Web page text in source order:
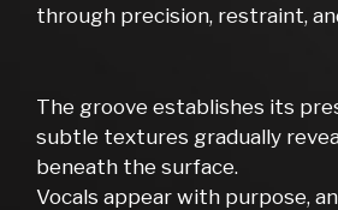
through precision, restraint,
The groove establishes its
subtle textures gradually
beneath the surface.
Vocals appear with purpose,